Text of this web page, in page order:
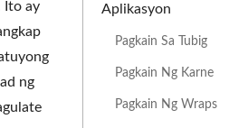
Ito ay
ng
Aplikasyon
Pagkain Sa Tubig
Pagkain Ng Karne
Pagkain Ng Wraps